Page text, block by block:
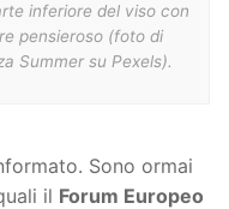
inferiore del viso con
pensieroso (foto di
Summer su Pexels).
Sono ormai
il Forum Europeo